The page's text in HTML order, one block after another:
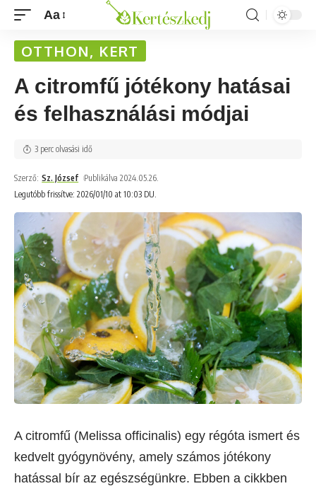
Aa
OTTHON, KERT
A citromfű jótékony hatásai
és felhasználási módjai
Legutóbb frissítve: 2026/01/10 at 10:03 DU.
Szerző: Sz. József Publikálva 2024.05.26.
3 perc olvasási idő
A citromfű (Melissa officinalis) egy régóta ismert és
kedvelt gyógynövény, amely számos jótékony
hatással bír az egészségünkre. Ebben a cikkben